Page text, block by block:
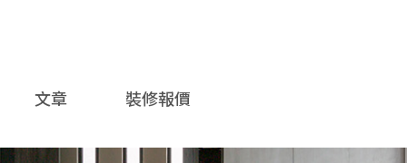
文章 裝修報價